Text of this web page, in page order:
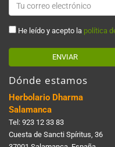
He leído y acepto la política
ENVIAR
Dónde estamos
Herbolario Dharma
Salamanca
Tel: 923 12 33 83
Cuesta de Sancti Spí­ritus, 36